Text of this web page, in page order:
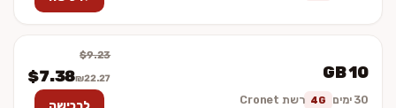
10 GB
30 ימים 4G רשת Cronet
$9.23
$7.38₪22.27